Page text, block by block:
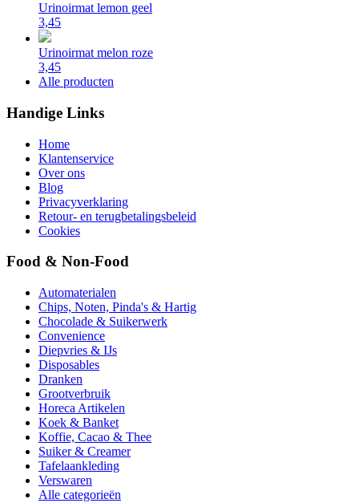
Urinoirmat lemon geel
3,45
Urinoirmat melon roze
3,45
Alle producten
Handige Links
Home
Klantenservice
Over ons
Blog
Privacyverklaring
Retour- en terugbetalingsbeleid
Cookies
Food & Non-Food
Automaterialen
Chips, Noten, Pinda's & Hartig
Chocolade & Suikerwerk
Convenience
Diepvries & IJs
Disposables
Dranken
Grootverbruik
Horeca Artikelen
Koek & Banket
Koffie, Cacao & Thee
Suiker & Creamer
Tafelaankleding
Verswaren
Alle categorieën